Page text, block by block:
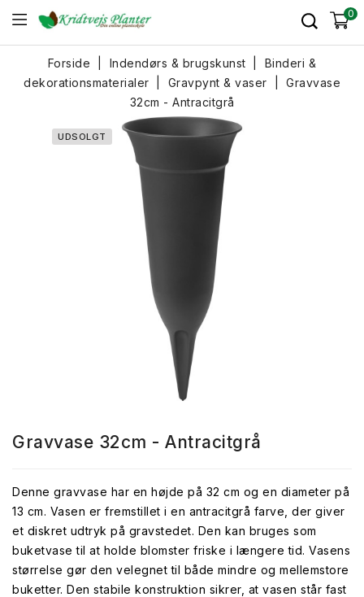
0
Forside Indendørs & brugskunst
Binderi &
dekorationsmaterialer
Gravpynt & vaser
Gravvase
32cm - Antracitgrå
UDSOLGT
Gravvase 32cm - Antracitgrå
Denne gravvase har en højde på 32 cm og en diameter på
13 cm. Vasen er fremstillet i en antracitgrå farve, der giver
et diskret udtryk på gravstedet. Den kan bruges som
buketvase til at holde blomster friske i længere tid. Vasens
størrelse gør den velegnet til både mindre og mellemstore
buketter. Den stabile konstruktion sikrer, at vasen står fast